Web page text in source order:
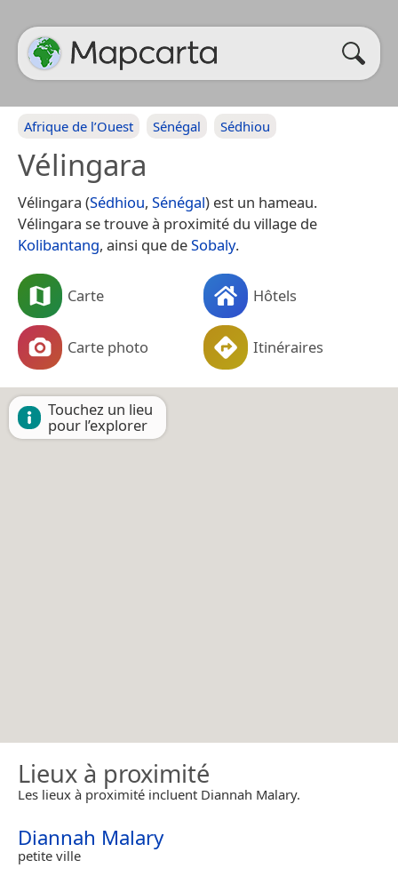
Afrique de l’Ouest Sénégal Sédhiou
Vélingara
Vélingara (Sédhiou, Sénégal) est un hameau.
Vélingara se trouve à proximité du village de
Kolibantang, ainsi que deSobaly.
Carte Hôtels
Carte photo Itinéraires
Touchez un lieu
pour l’explorer
Lieux à proximité
Les lieux à proximité incluent Diannah Malary.
Diannah Malary
petite ville